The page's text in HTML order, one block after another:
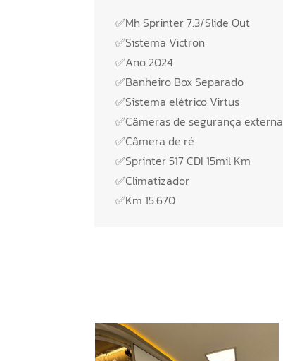
✅Mh Sprinter 7.3/Slide Out
✅Sistema Victron
✅Ano 2024
✅Banheiro Box Separado
✅Sistema elétrico Virtus
✅Câmeras de segurança externa
✅Câmera de ré
✅Sprinter 517 CDI 15mil Km
✅Climatizador
✅Km 15.670